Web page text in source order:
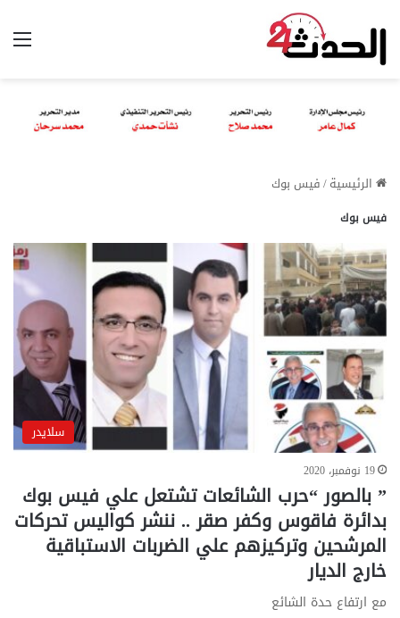
الرئيسية/فيس بوك
فيس بوك
سلايدر
19 نوفمبر، 2020
” بالصور “حرب الشائعات تشتعل علي فيس بوك
بدائرة فاقوس وكفر صقر .. ننشر كواليس تحركات
المرشحين وتركيزهم علي الضربات الاستباقية
خارج الديار
مع ارتفاع حدة الشائع